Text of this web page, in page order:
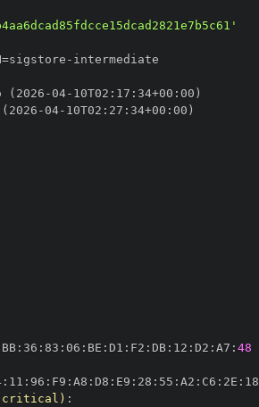
-
(2026 -04- 10T02 : 17 : 34+00 :
-04- 10T02 : 27 : 34+00 :
BB: 36 : 83 : 06 : BE : D1 : F2 : DB: 12 : D2 : A7 : 48
: 11 : 96 : F9 : A8 : D8 : E9 : 28 : 55 : A2 : C6 : 2E : 18
(critical) :